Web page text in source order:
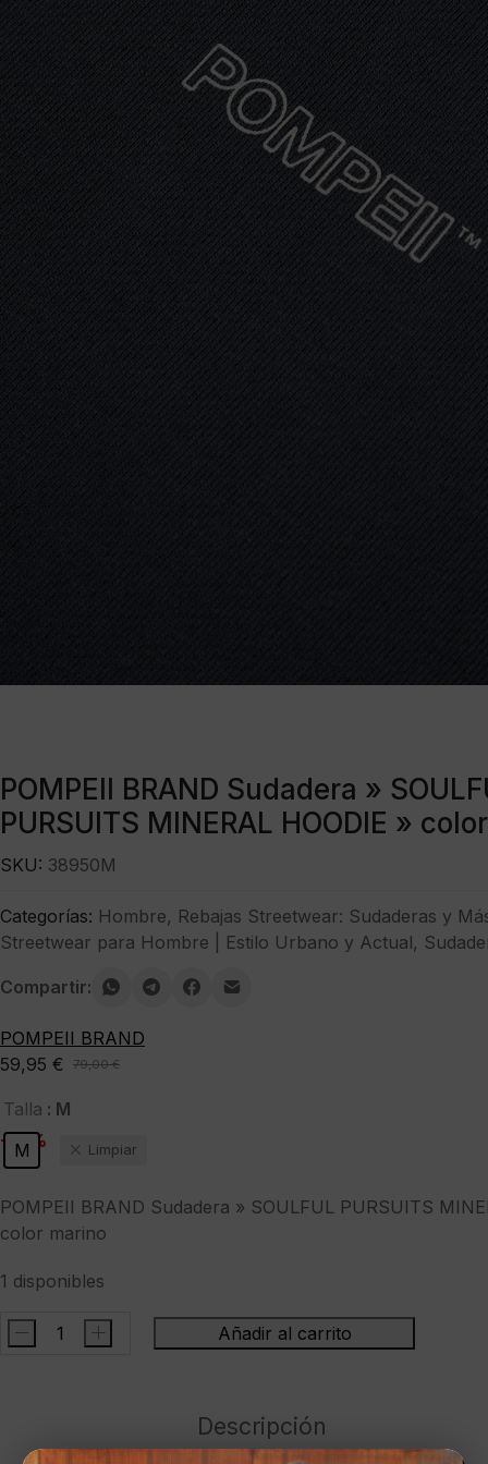
POMPEII BRAND Sudadera »
PURSUITS MINERAL HOODIE »
79,00€
El
precio
original
era:
59,95 €
El
precio
actual
es:
-24%
Talla : M
M
Limpiar
POMPEII BRAND Sudadera » SOULFUL PURSUITS
color marino
1 disponibles
POMPEII
SOULFUL
- + Añadir al carrito
SKU: 38950M
Categorías: Hombre, Rebajas Streetwear: Sudaderas y
Streetwear para Hombre | Estilo Urbano y Actual,
Compartir:
POMPEII BRAND
Descripción